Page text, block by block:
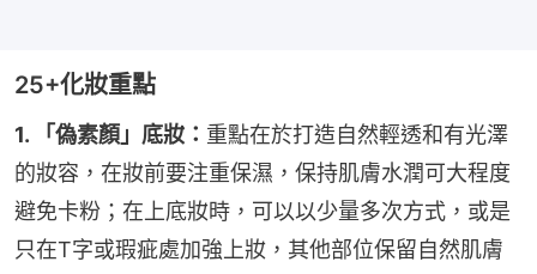
25+化妝重點
1. 「偽素顏」底妝： 重點在於打造自然輕透和有光澤
的妝容，在妝前要注重保濕，保持肌膚水潤可大程度
避免卡粉；在上底妝時，可以以少量多次方式，或是
只在T字或瑕疵處加強上妝，其他部位保留自然肌膚